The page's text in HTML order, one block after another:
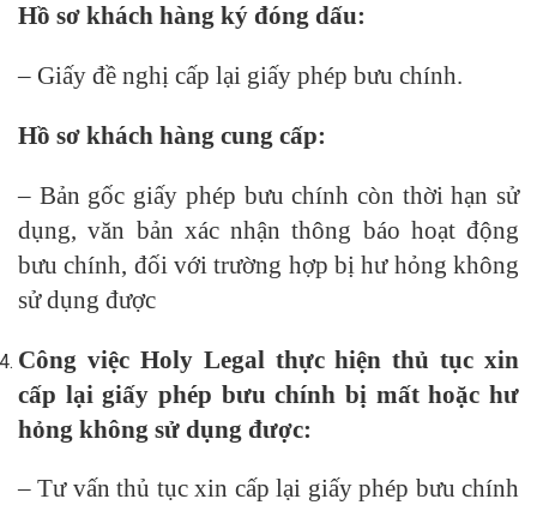
Hồ sơ khách hàng ký đóng dấu:
– Giấy đề nghị cấp lại giấy phép bưu chính.
Hồ sơ khách hàng cung cấp:
– Bản gốc giấy phép bưu chính còn thời hạn sử
dụng, văn bản xác nhận thông báo hoạt động
bưu chính, đối với trường hợp bị hư hỏng không
sử dụng được
Công việc Holy Legal thực hiện thủ tục xin
cấp lại giấy phép bưu chính bị mất hoặc hư
hỏng không sử dụng được:
– Tư vấn thủ tục xin cấp lại giấy phép bưu chính